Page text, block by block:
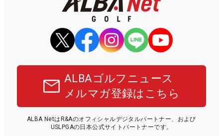
ALBAゴルフニュース
メルマガ登録はこちら
ALBA NetはR&Aのオフィシャルデジタルパートナー、および
USLPGAの日本公式サイトパートナーです。